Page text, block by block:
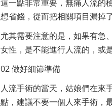
這一點非常重要，無痛人流的
想省錢，從而把相關項目漏掉了
尤其需要注意的是，如果有急
女性，是不能進行人流的，或
02 做好細節準備
人流手術的當天，姑娘們在來
點，建議不要一個人來手術，